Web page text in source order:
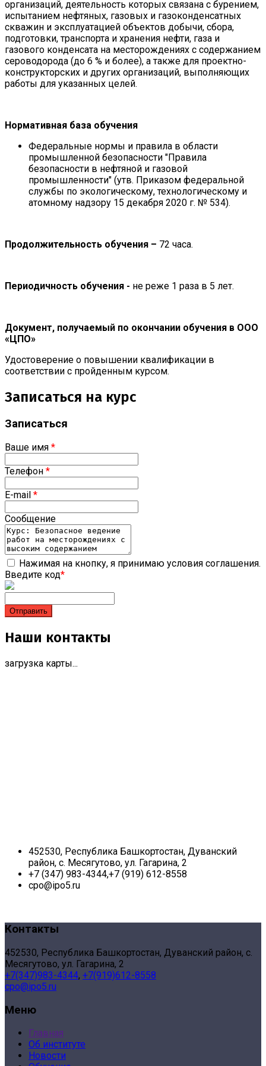
организаций, деятельность которых связана с бурением,
испытанием нефтяных, газовых и газоконденсатных
скважин и эксплуатацией объектов добычи, сбора,
подготовки, транспорта и хранения нефти, газа и
газового конденсата на месторождениях с содержанием
сероводорода (до 6 % и более), а также для проектно-
конструкторских и других организаций, выполняющих
работы для указанных целей.
Нормативная база обучения
Федеральные нормы и правила в области
промышленной безопасности "Правила
безопасности в нефтяной и газовой
промышленности" (утв. Приказом федеральной
службы по экологическому, технологическому и
атомному надзору 15 декабря 2020 г. № 534).
Продолжительность обучения – 72 часа.
Периодичность обучения - не реже 1 раза в 5 лет.
Документ, получаемый по окончании обучения в ООО
«ЦПО»
Удостоверение о повышении квалификации в
соответствии с пройденным курсом.
Записаться на курс
Записаться
Ваше имя *
Телефон *
E-mail *
Сообщение
Нажимая на кнопку, я принимаю условия соглашения.
Введите код*
Наши контакты
загрузка карты...
452530, Республика Башкортостан, Дуванский
район, с. Месягутово, ул. Гагарина, 2
+7 (347) 983-4344,+7 (919) 612-8558
cpo@ipo5.ru
Контакты
452530, Республика Башкортостан, Дуванский район, с.
Месягутово, ул. Гагарина, 2
+7(347)983-4344, +7(919)612-8558
cpo@ipo5.ru
Меню
Главная
Об институте
Новости